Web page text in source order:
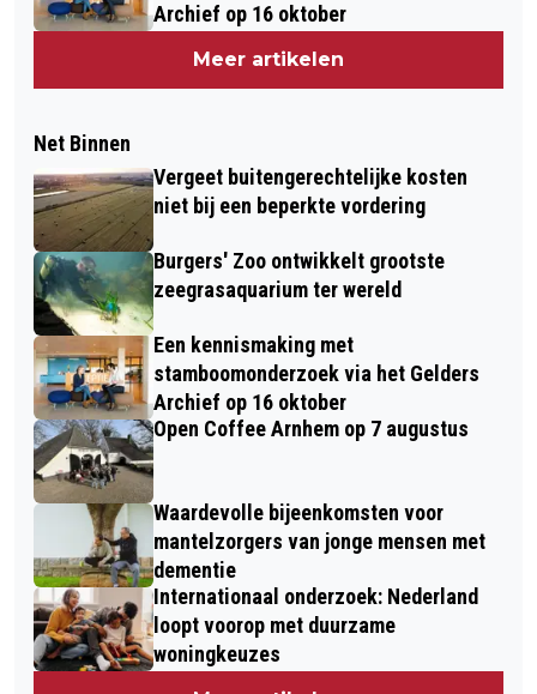
Archief op 16 oktober
Meer artikelen
Net Binnen
Vergeet buitengerechtelijke kosten
niet bij een beperkte vordering
Burgers' Zoo ontwikkelt grootste
zeegrasaquarium ter wereld
Een kennismaking met
stamboomonderzoek via het Gelders
Archief op 16 oktober
Open Coffee Arnhem op 7 augustus
Waardevolle bijeenkomsten voor
mantelzorgers van jonge mensen met
dementie
Internationaal onderzoek: Nederland
loopt voorop met duurzame
woningkeuzes